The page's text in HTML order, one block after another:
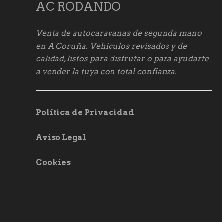
AC RODANDO
Venta de autocaravanas de segunda mano
en A Coruña. Vehículos revisados y de
calidad, listos para disfrutar o para ayudarte
a vender la tuya con total confianza.
Política de Privacidad
Aviso Legal
Cookies